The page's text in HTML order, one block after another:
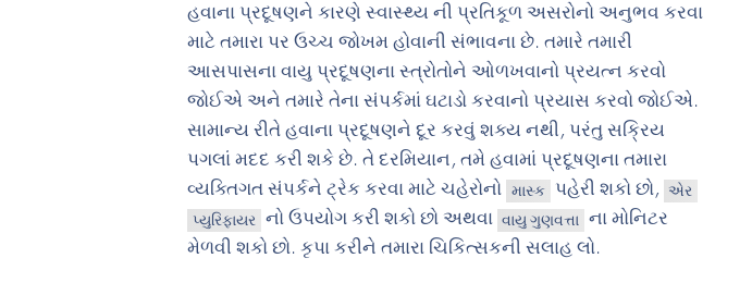
હવાના પ્રદૂષણને કારણે સ્વાસ્થ્ય ની પ્રતિકૂળ અસરોનો અનુભવ કરવા
માટે તમારા પર ઉચ્ચ જોખમ હોવાની સંભાવના છે. તમારે તમારી
આસપાસના વાયુ પ્રદૂષણના સ્ત્રોતોને ઓળખવાનો પ્રયત્ન કરવો
જોઈએ અને તમારે તેના સંપર્કમાં ઘટાડો કરવાનો પ્રયાસ કરવો જોઈએ.
સામાન્ય રીતે હવાના પ્રદૂષણને દૂર કરવું શક્ય નથી, પરંતુ સક્રિય
પગલાં મદદ કરી શકે છે. તે દરમિયાન, તમે હવામાં પ્રદૂષણના તમારા
વ્યક્તિગત સંપર્કને ટ્રેક કરવા માટે ચહેરોનો માસ્ક પહેરી શકો છો,
એર
પ્યુરિફાયર
નો ઉપયોગ કરી શકો છો અથવા વાયુ ગુણવત્તા
ના મોનિટર
મેળવી શકો છો. કૃપા કરીને તમારા ચિકિત્સકની સલાહ લો.